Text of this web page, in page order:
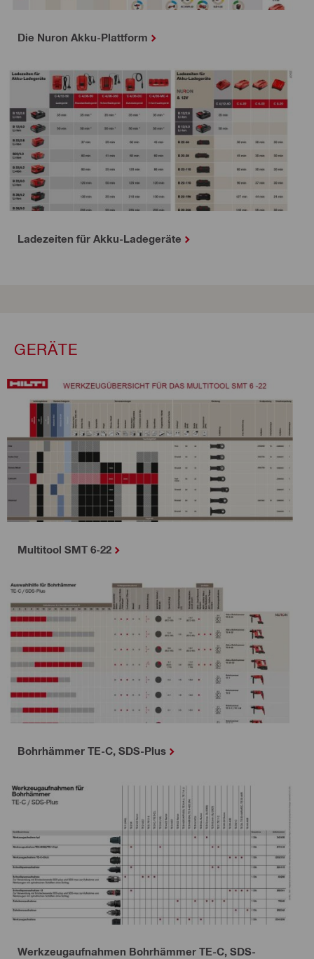
Die Nuron Akku-Plattform
Ladezeiten für Akku-Ladegeräte
GERÄTE
Multitool SMT 6-22
Bohrhämmer TE-C, SDS-Plus
Werkzeugaufnahmen Bohrhämmer TE-C, SDS-